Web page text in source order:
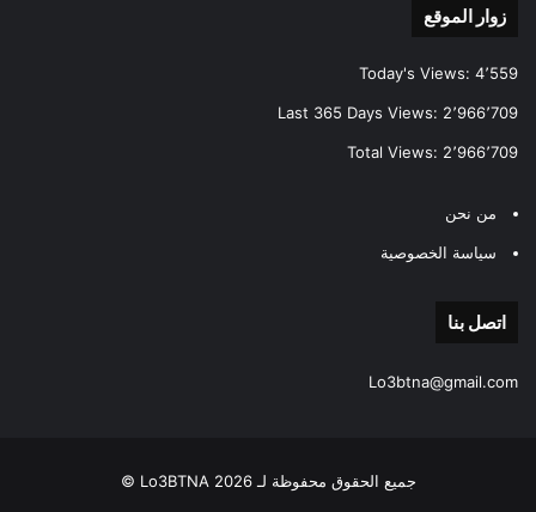
زوار الموقع
Today's Views: 4٬559
Last 365 Days Views: 2٬966٬709
Total Views: 2٬966٬709
من نحن
سياسة الخصوصية
اتصل بنا
Lo3btna@gmail.com
جميع الحقوق محفوظة لـ Lo3BTNA 2026 ©